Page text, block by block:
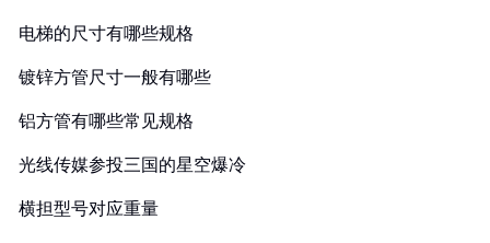
电梯的尺寸有哪些规格
镀锌方管尺寸一般有哪些
铝方管有哪些常见规格
光线传媒参投三国的星空爆冷
横担型号对应重量